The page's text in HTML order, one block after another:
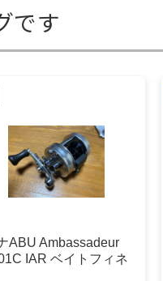
です
ABU Ambassadeur
IAR ベイトフィネ